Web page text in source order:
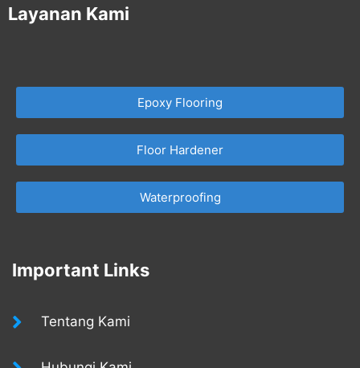
Layanan Kami
Epoxy Flooring
Floor Hardener
Waterproofing
Important Links
Tentang Kami